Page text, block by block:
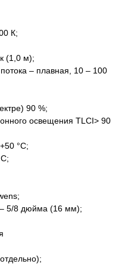
К;
(1,0 м);
– плавная, 10 – 100
90 %;
освещения TLCI> 90
°C;
5/8 дюйма (16 мм);